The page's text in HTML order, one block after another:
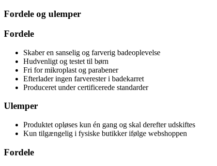
Fordele og ulemper
Fordele
Skaber en sanselig og farverig badeoplevelse
Hudvenligt og testet til børn
Fri for mikroplast og parabener
Efterlader ingen farverester i badekarret
Produceret under certificerede standarder
Ulemper
Produktet opløses kun én gang og skal derefter udskiftes
Kun tilgængelig i fysiske butikker ifølge webshoppen
Fordele